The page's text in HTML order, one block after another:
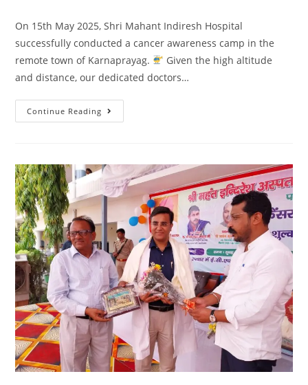
On 15th May 2025, Shri Mahant Indiresh Hospital
successfully conducted a cancer awareness camp in the
remote town of Karnaprayag.
Given the high altitude
and distance, our dedicated doctors…
Continue Reading